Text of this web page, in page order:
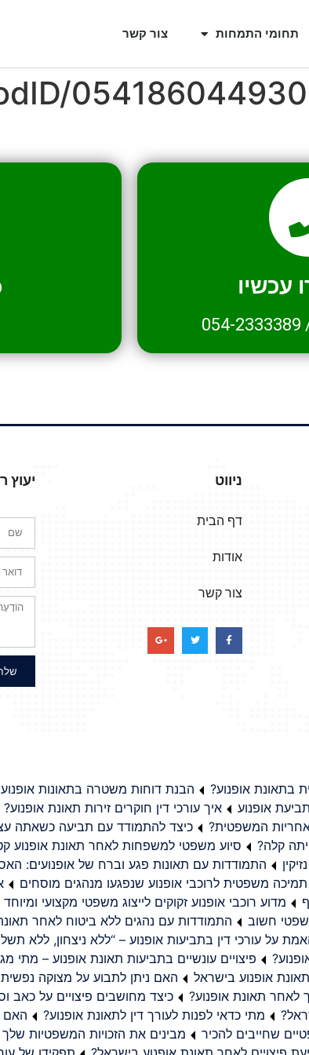
תחומי התמחות צור קשר
054186044930
עכשיו
054-2333389
ניווט
דף הבית
אודות
צור קשר
יעוץ
בתאונת אופנוע?
הבנת דוחות משטרה בתאונות
אופנוע
איך עורכי דין חוקרים זירות תאונת אופנוע?
המשפטית?
כיצד להתמודד עם תביעה כשאתה
קלה?
סיוע משפטי למשפחות לאחר תאונת אופנוע
התמודדות עם תאונות פגע וברח של אופנועים:
תמיכה משפטית לרוכבי אופנוע שנפגעו מנהגים מוסחים
מדוע רוכבי אופנוע זקוקים לייצוג משפטי מקצועי ומיוחד
חשוב
התמודדות עם נהגים ללא ביטוח לאחר
על עורכי דין בתביעות אופנוע – “ללא ניצחון, ללא
פיצויים עונשיים בתביעות תאונת אופנוע – מתי
אופנוע בישראל
האם ניתן לתבוע על מצוקה
לאחר תאונת אופנוע?
כיצד מחושבים פיצויים על כאב
מתי כדאי לפנות לעורך דין לתאונת אופנוע?
האם
שחייבים להכיר
מבינים את הזכויות המשפטיות